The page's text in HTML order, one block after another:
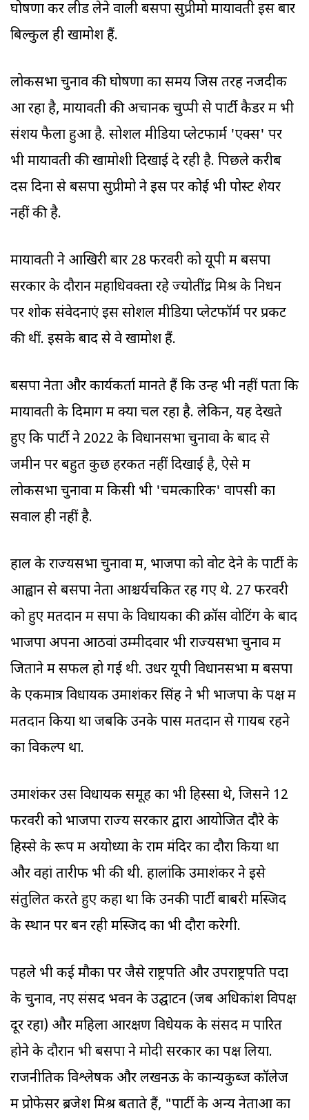
घोषणा कर लीड लेने वाली बसपा सुप्रीमो मायावती इस बार
बिल्कुल ही खामोश हैं.
लोकसभा चुनाव की घोषणा का समय जिस तरह नजदीक
आ रहा है, मायावती की अचानक चुप्पी से पार्टी कैडर में भी
संशय फैला हुआ है. सोशल मीडिया प्लेटफार्म 'एक्स' पर
भी मायावती की खामोशी दिखाई दे रही है. पिछले करीब
दस दिनों से बसपा सुप्रीमो ने इस पर कोई भी पोस्ट शेयर
नहीं की है.
मायावती ने आखिरी बार 28 फरवरी को यूपी में बसपा
सरकार के दौरान महाधिवक्ता रहे ज्योतींद्र मिश्र के निधन
पर शोक संवेदनाएं इस सोशल मीडिया प्लेटफॉर्म पर प्रकट
की थीं. इसके बाद से वे खामोश हैं.
बसपा नेता और कार्यकर्ता मानते हैं कि उन्हें भी नहीं पता कि
मायावती के दिमाग में क्या चल रहा है. लेकिन, यह देखते
हुए कि पार्टी ने 2022 के विधानसभा चुनावों के बाद से
जमीन पर बहुत कुछ हरकत नहीं दिखाई है, ऐसे में
लोकसभा चुनावों में किसी भी 'चमत्कारिक' वापसी का
सवाल ही नहीं है.
हाल के राज्यसभा चुनावों में, भाजपा को वोट देने के पार्टी के
आह्वान से बसपा नेता आश्चर्यचकित रह गए थे. 27 फरवरी
को हुए मतदान में सपा के विधायकों की क्रॉस वोटिंग के बाद
भाजपा अपना आठवां उम्मीदवार भी राज्यसभा चुनाव में
जिताने में सफल हो गई थी. उधर यूपी विधानसभा में बसपा
के एकमात्र विधायक उमाशंकर सिंह ने भी भाजपा के पक्ष में
मतदान किया था जबकि उनके पास मतदान से गायब रहने
का विकल्प था.
उमाशंकर उस विधायक समूह का भी हिस्सा थे, जिसने 12
फरवरी को भाजपा राज्य सरकार द्वारा आयोजित दौरे के
हिस्से के रूप में अयोध्या के राम मंदिर का दौरा किया था
और वहां तारीफ भी की थी. हालांकि उमाशंकर ने इसे
संतुलित करते हुए कहा था कि उनकी पार्टी बाबरी मस्जिद
के स्थान पर बन रही मस्जिद का भी दौरा करेगी.
पहले भी कई मौकों पर जैसे राष्ट्रपति और उपराष्ट्रपति पदों
के चुनाव, नए संसद भवन के उद्घाटन (जब अधिकांश विपक्ष
दूर रहा) और महिला आरक्षण विधेयक के संसद में पारित
होने के दौरान भी बसपा ने मोदी सरकार का पक्ष लिया.
राजनीतिक विश्लेषक और लखनऊ के कान्यकुब्ज कॉलेज
में प्रोफेसर ब्रजेश मिश्र बताते हैं, "पार्टी के अन्य नेताओं का